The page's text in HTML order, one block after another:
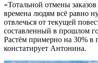
«Тотальной отмены
времена людям всё равно
отвлечься от текущей
составленный в прошлом
Растём примерно на 30% в
констатирует Антонина.